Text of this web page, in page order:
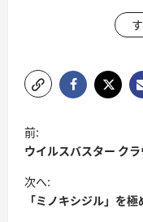
投
稿
ナ
ビ
前:
ウイルスバスター ク
次へ:
「ミノキシジル」を極